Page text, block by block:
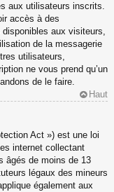
aux utilisateurs inscrits.
accès à des
aux visiteurs,
de la messagerie
utilisateurs,
ne vous prend qu’un
de le faire.
Haut
Act ») est une loi
internet collectant
âgés de moins de 13
légaux des mineurs
également aux